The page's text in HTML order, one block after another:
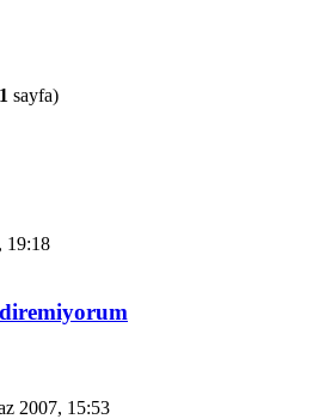
1 sayfa)
19:18
2007, 15:53